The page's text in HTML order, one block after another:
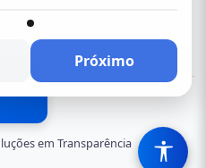
em Transparência
Próximo